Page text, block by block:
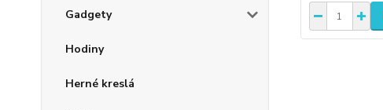
Gadgety
Hodiny
Herné kreslá